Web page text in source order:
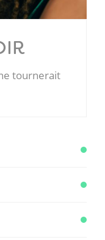
tournerait